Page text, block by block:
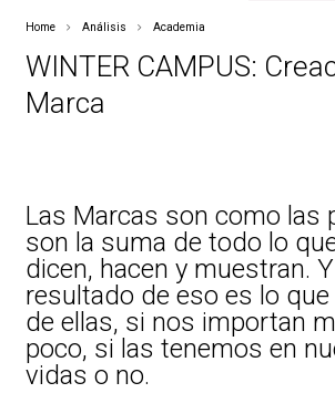
Home Análisis Academia
WINTER CAMPUS:
Marca
Las Marcas son como las
son la suma de todo lo
dicen, hacen y muestran. Y
resultado de eso es lo
de ellas, si nos importan
poco, si las tenemos en
vidas o no.